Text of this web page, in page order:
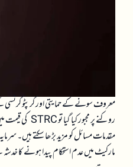
مقدمات مسائل کو مزید بڑھا سکتے ہیں۔
مارکیٹ میں عدم استحکام پیدا ہونے کا